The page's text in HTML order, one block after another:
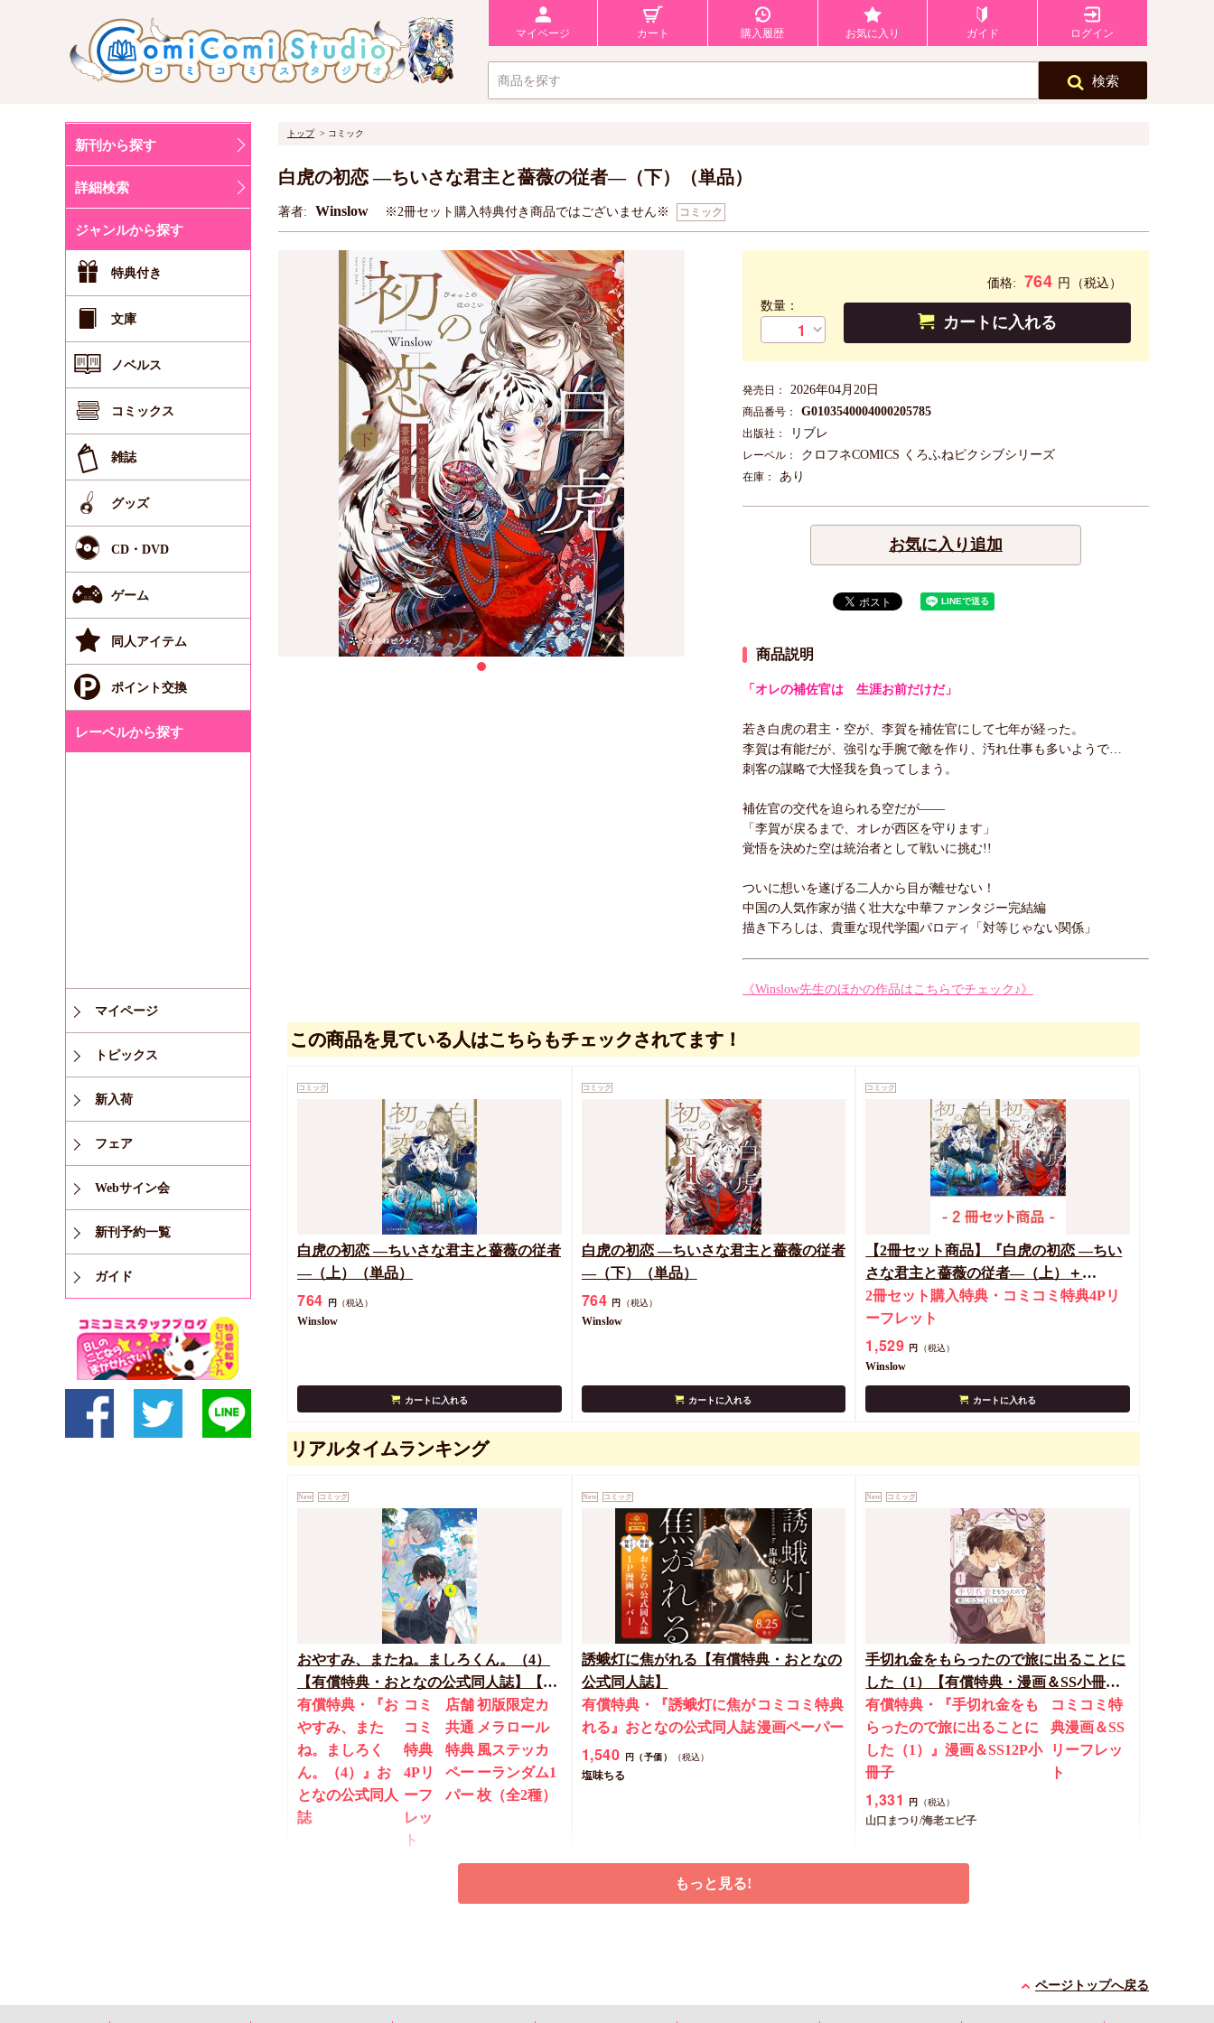
マイページ カート 購入履歴 お気に入り ガイド ログイン
検索
新刊から探す
詳細検索
ジャンルから探す
特典付き
文庫
ノベルス
コミックス
雑誌
グッズ
CD・DVD
ゲーム
同人アイテム
ポイント交換
レーベルから探す
マイページ
トピックス
新入荷
フェア
Webサイン会
新刊予約一覧
ガイド
トップ コミック
白虎の初恋 ―ちいさな君主と薔薇の従者―（下）（単品）
著者: Winslow ※2冊セット購入特典付き商品ではございません※ コミック
価格: 764 円
（税込）
数量：
カートに入れる
発売日： 2026年04月20日
商品番号： G0103540004000205785
出版社： リブレ
レーベル： クロフネCOMICS くろふねピクシブシリーズ
在庫： あり
お気に入り追加
商品説明
「オレの補佐官は 生涯お前だけだ」
若き白虎の君主・空が、李賀を補佐官にして七年が経った。
李賀は有能だが、強引な手腕で敵を作り、汚れ仕事も多いようで…
刺客の謀略で大怪我を負ってしまう。
補佐官の交代を迫られる空だが——
「李賀が戻るまで、オレが西区を守ります」
覚悟を決めた空は統治者として戦いに挑む!!
ついに想いを遂げる二人から目が離せない！
中国の人気作家が描く壮大な中華ファンタジー完結編
描き下ろしは、貴重な現代学園パロディ「対等じゃない関係」
《Winslow先生のほかの作品はこちらでチェック♪》
この商品を見ている人はこちらもチェックされてます！
コミック
白虎の初恋 ―ちいさな君主と薔薇の従者
―（上）（単品）
764 円 （税込）
Winslow
カートに入れる
コミック
白虎の初恋 ―ちいさな君主と薔薇の従者
―（下）（単品）
764 円 （税込）
Winslow
カートに入れる
コミック
【2冊セット商品】『白虎の初恋 ―ちい
さな君主と薔薇の従者―（上）＋
（下）』
2冊セット購入特典・コミコミ特典4Pリ
ーフレット
1,529 円 （税込）
Winslow
カートに入れる
リアルタイムランキング
New コミック
おやすみ、またね。ましろくん。（4）
【有償特典・おとなの公式同人誌】【8/7
締切！予約キャンペーン(抽■選)】
有償特典・『お
やすみ、また
ね。ましろく
ん。（4）』お
となの公式同人
誌
コミ
コミ
特典
4Pリ
ーフ
レッ
ト
店舗
共通
特典
ペー
パー
初版限定カ
メラロール
風ステッカ
ーランダム1
枚（全2種）
New コミック
誘蛾灯に焦がれる【有償特典・おとなの
公式同人誌】
有償特典・『誘蛾灯に焦が
れる』おとなの公式同人誌
コミコミ特典
漫画ペーパー
1,540 円（予価） （税込）
塩味ちる
New コミック
手切れ金をもらったので旅に出ることに
した（1）【有償特典・漫画＆SS小冊
子】
有償特典・『手切れ金をも
らったので旅に出ることに
した（1）』漫画＆SS12P小
冊子
コミコミ特
典漫画＆SS
リーフレッ
ト
1,331 円 （税込）
山口まつり/海老エビ子
もっと見る!
ページトップへ戻る